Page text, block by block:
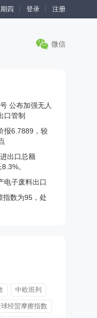
四 登录 注册
微信
公布加强无人
口管制
报6.7889，较
出口总额
。
电子废料出口
指数为95，处
中欧班列
经贸摩擦指数